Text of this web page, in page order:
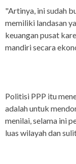
"Artinya, ini sudah
memiliki landasan
keuangan pusat
mandiri secara
Politisi PPP itu
adalah untuk
menilai, selama ini
luas wilayah dan